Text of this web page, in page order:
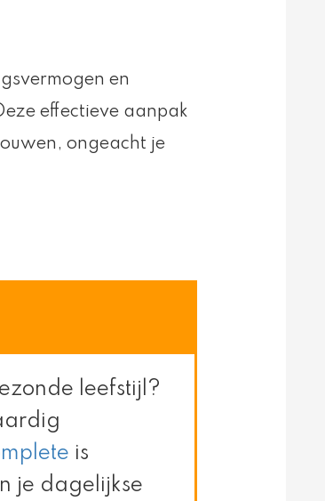
en
effectieve aanpak
ongeacht je
leefstijl?
is
je dagelijkse